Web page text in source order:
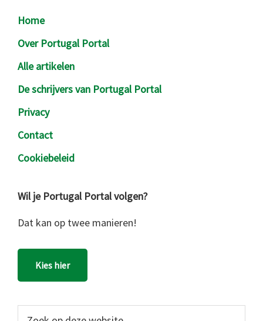
Footer
Home
Over Portugal Portal
Alle artikelen
De schrijvers van Portugal Portal
Privacy
Contact
Cookiebeleid
Wil je Portugal Portal volgen?
Dat kan op twee manieren!
Kies hier